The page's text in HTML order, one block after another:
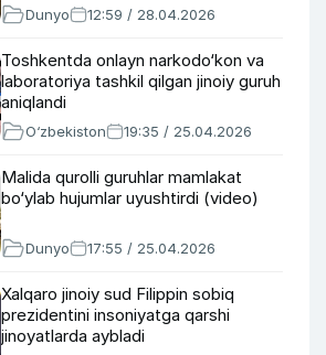
Dunyo 12:59 / 28.04.2026
Toshkentda onlayn narkodo‘kon va
laboratoriya tashkil qilgan jinoiy guruh
aniqlandi
O‘zbekiston 19:35 / 25.04.2026
Malida qurolli guruhlar mamlakat
bo‘ylab hujumlar uyushtirdi (video)
Dunyo 17:55 / 25.04.2026
Xalqaro jinoiy sud Filippin sobiq
prezidentini insoniyatga qarshi
jinoyatlarda aybladi